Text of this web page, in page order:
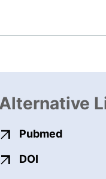
Alternative
Pubmed
DOI